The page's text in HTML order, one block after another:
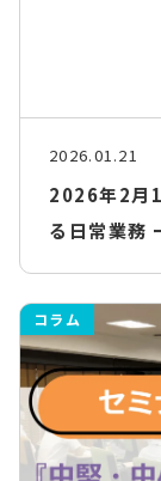
2026.01.21
2026年2月
る日常業務
コラム